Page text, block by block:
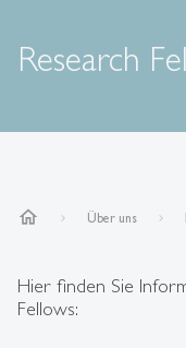
Research
home Über uns
Hier finden Sie
Fellows: